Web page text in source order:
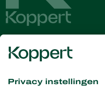
Ontvang het
informatie